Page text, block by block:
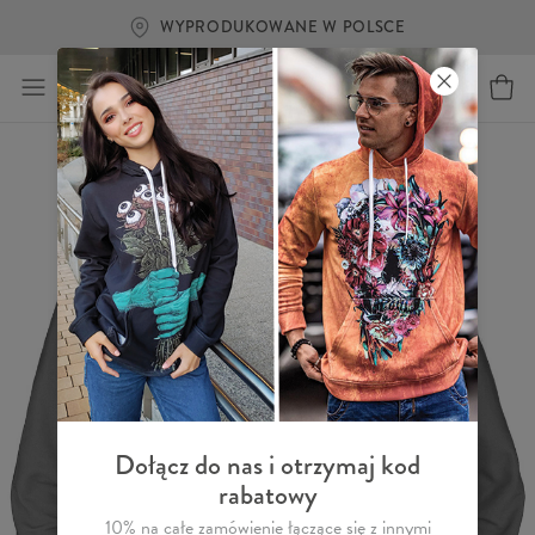
WYPRODUKOWANE W POLSCE
Dołącz do nas i otrzymaj kod
rabatowy
10% na całe zamówienie łączące się z innymi